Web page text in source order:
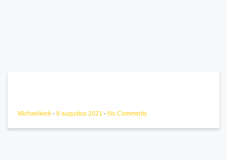
Michaelkerk - 9 augustus 2021 - No Comments